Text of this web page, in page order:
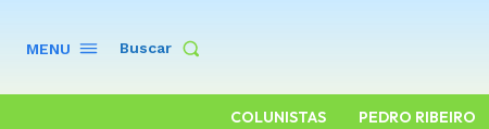
MENU Buscar
COLUNISTAS PEDRO RIBEIRO